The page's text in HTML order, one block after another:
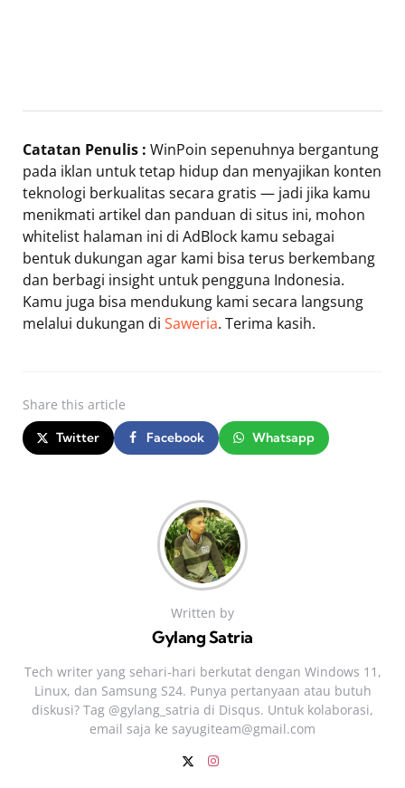
Catatan Penulis : WinPoin sepenuhnya bergantung
pada iklan untuk tetap hidup dan menyajikan konten
teknologi berkualitas secara gratis — jadi jika kamu
menikmati artikel dan panduan di situs ini, mohon
whitelist halaman ini di AdBlock kamu sebagai
bentuk dukungan agar kami bisa terus berkembang
dan berbagi insight untuk pengguna Indonesia.
Kamu juga bisa mendukung kami secara langsung
melalui dukungan di Saweria. Terima kasih.
Share this article
Twitter Facebook Whatsapp
Written by
Gylang Satria
Tech writer yang sehari‑hari berkutat dengan Windows 11,
Linux, dan Samsung S24. Punya pertanyaan atau butuh
diskusi? Tag @gylang_satria di Disqus. Untuk kolaborasi,
email saja ke sayugiteam@gmail.com